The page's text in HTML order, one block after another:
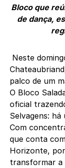
Bloco que
de dança,
Neste
palco de um
O Bloco
oficial
Selvagens: há
Com
que conta
Horizonte,
transformar a